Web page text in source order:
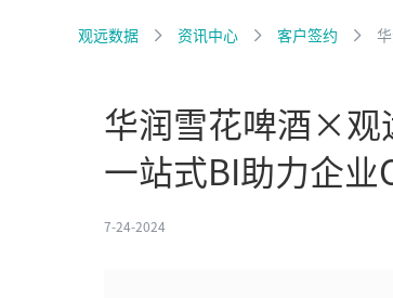
观远数据 资讯中心 客户签约
华润雪花啤酒×观
一站式BI助力企业
7-24-2024